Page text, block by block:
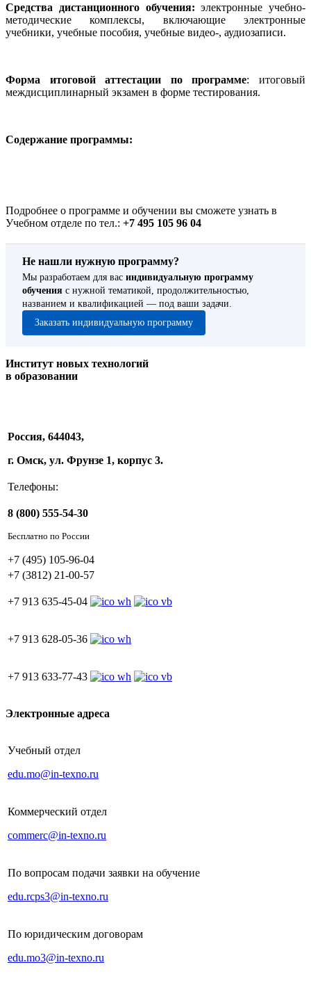
Средства дистанционного обучения: электронные учебно-
методические комплексы, включающие электронные
учебники, учебные пособия, учебные видео-, аудиозаписи.
Форма итоговой аттестации по программе: итоговый
междисциплинарный экзамен в форме тестирования.
Содержание программы:
Подробнее о программе и обучении вы сможете узнать в
Учебном отделе по тел.: +7 495 105 96 04
Не нашли нужную программу?
Мы разработаем для вас индивидуальную программу
обучения с нужной тематикой, продолжительностью,
названием и квалификацией — под ваши задачи.
Заказать индивидуальную программу
Институт новых технологий
в образовании
Россия, 644043,
г. Омск, ул. Фрунзе 1, корпус 3.
Телефоны:
8 (800) 555-54-30
Бесплатно по России
+7 (495) 105-96-04
+7 (3812) 21-00-57
+7 913 635-45-04
+7 913 628-05-36
+7 913 633-77-43
Электронные адреса
Учебный отдел
edu.mo@in-texno.ru
Коммерческий отдел
commerc@in-texno.ru
По вопросам подачи заявки на обучение
edu.rcps3@in-texno.ru
По юридическим договорам
edu.mo3@in-texno.ru